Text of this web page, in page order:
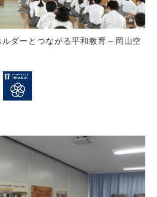
ダーとつながる平和教育～岡山空